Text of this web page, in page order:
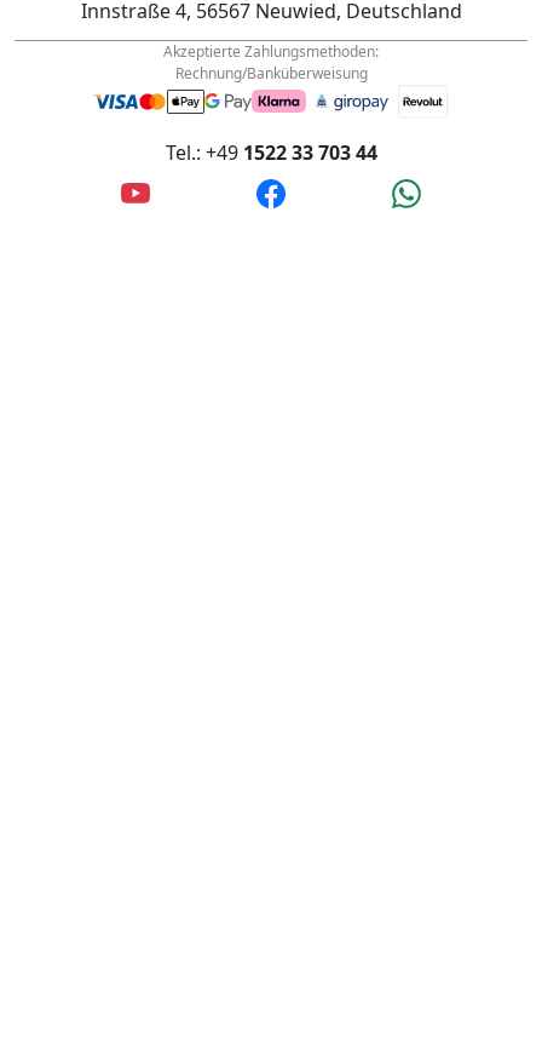
Rechnung/Banküberweisung
Tel.: +491522 33 703 44